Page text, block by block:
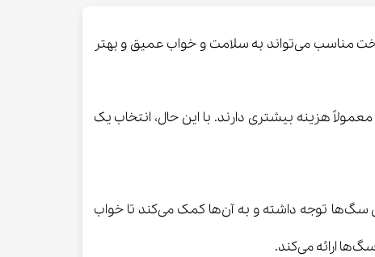
مناسب می‌تواند به سلامت و خواب عمیق و بهتر
هزینه بیشتری دارند. با این حال، انتخاب یک
سگ‌ها توجه داشته و به آن‌ها کمک می‌کند تا خواب
ارائه می‌کند.